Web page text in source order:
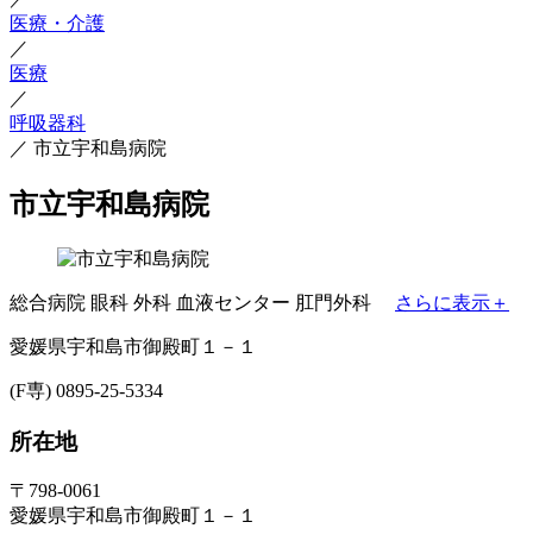
医療・介護
／
医療
／
呼吸器科
／ 市立宇和島病院
市立宇和島病院
総合病院 眼科 外科 血液センター 肛門外科 さらに表示＋
愛媛県宇和島市御殿町１－１
(F専) 0895-25-5334
所在地
〒798-0061
愛媛県宇和島市御殿町１－１